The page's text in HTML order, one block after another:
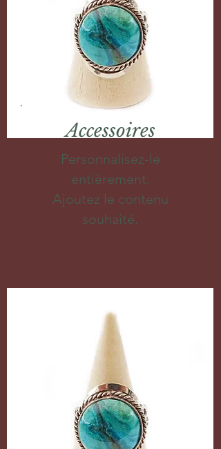
Accessoires
Personnalisez-le
entièrement.
Ajoutez le contenu
souhaité.